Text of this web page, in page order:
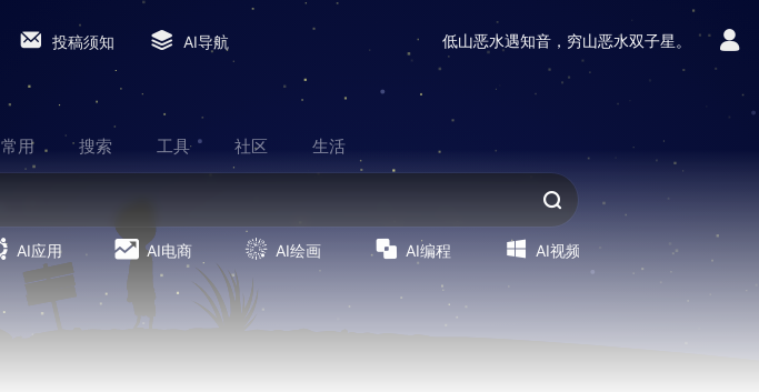
投稿须知 AI导航 低山恶水遇知音，穷山恶水双子星。
常用 搜索 工具 社区 生活
AI应用 AI电商 AI绘画 AI编程 AI视频